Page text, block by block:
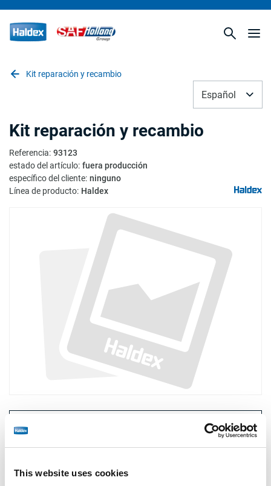
This website uses cookies
Kit reparación y recambio
Español
Kit reparación y recambio
Referencia: 93123
estado del artículo: fuera producción
específico del cliente: ninguno
Línea de producto: Haldex
Precio: Sin precio